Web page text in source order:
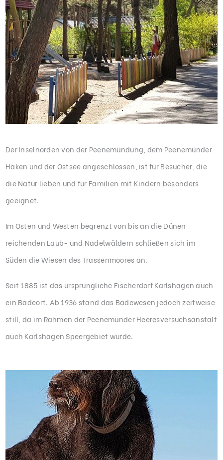
Der Inselnorden von der Peenemündung, dem Peenemünder
Haken und der Ostsee angeschlossen, ist für Besucher, die
die Natur lieben und für Familien mit Kindern besonders
geeignet.
Im Osten und Westen begrenzt von bis an die Dünen
reichenden Laub- und Nadelwäldern schließen sich im
Süden die Wiesen des Trassenmoores an.
Seit 1885 ist das ursprüngliche Fischerdorf Karlshagen auch
ein Badeort. Ab 1936 stand das Badewesen jedoch zeitweise
still, da im Rahmen der Peenemünder Heeresversuchsanstalt
auch Karlshagen Speergebiet wurde.